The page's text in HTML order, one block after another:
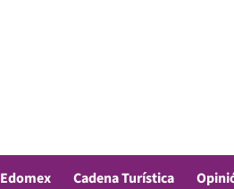
Edomex Cadena Turística